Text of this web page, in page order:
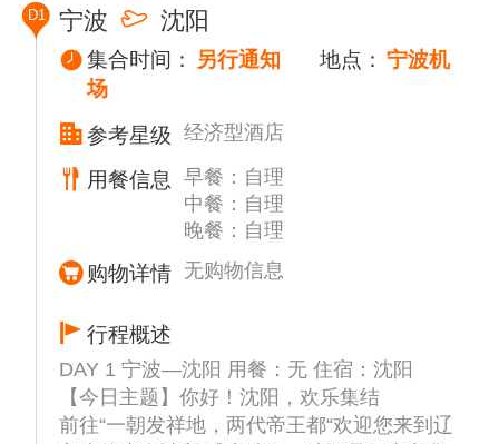
D1 宁波 沈阳
集合时间： 另行通知 地点： 宁波机
场
参考星级
经济型酒店
用餐信息
早餐：自理
中餐：自理
晚餐：自理
购物详情 无购物信息
行程概述
DAY 1 宁波—沈阳 用餐：无 住宿：沈阳
【今日主题】你好！沈阳，欢乐集结
前往“一朝发祥地，两代帝王都“欢迎您来到辽